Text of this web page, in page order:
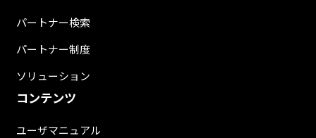
パートナー検索
パートナー制度
ソリューション
コンテンツ
ユーザマニュアル